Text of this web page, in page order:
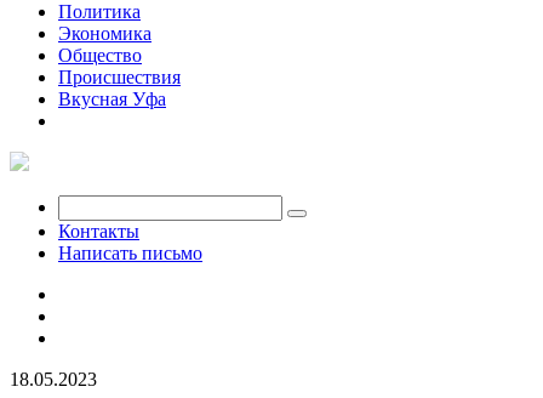
Политика
Экономика
Общество
Происшествия
Вкусная Уфа
Контакты
Написать письмо
18.05.2023